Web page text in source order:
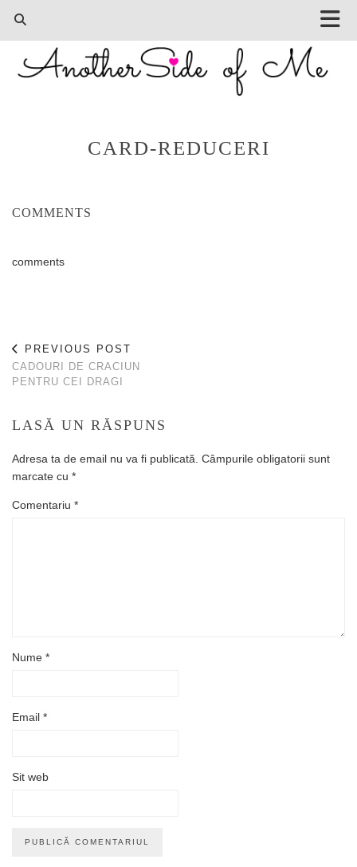
CARD-REDUCERI
COMMENTS
comments
PREVIOUS POST
CADOURI DE CRACIUN
PENTRU CEI DRAGI
LASĂ UN RĂSPUNS
Adresa ta de email nu va fi publicată. Câmpurile obligatorii sunt
marcate cu *
Comentariu *
Nume *
Email *
Sit web